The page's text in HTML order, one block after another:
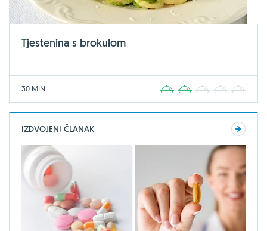
Tjestenina s brokulom
30 MIN 2 3 4
IZDVOJENI ČLANAK